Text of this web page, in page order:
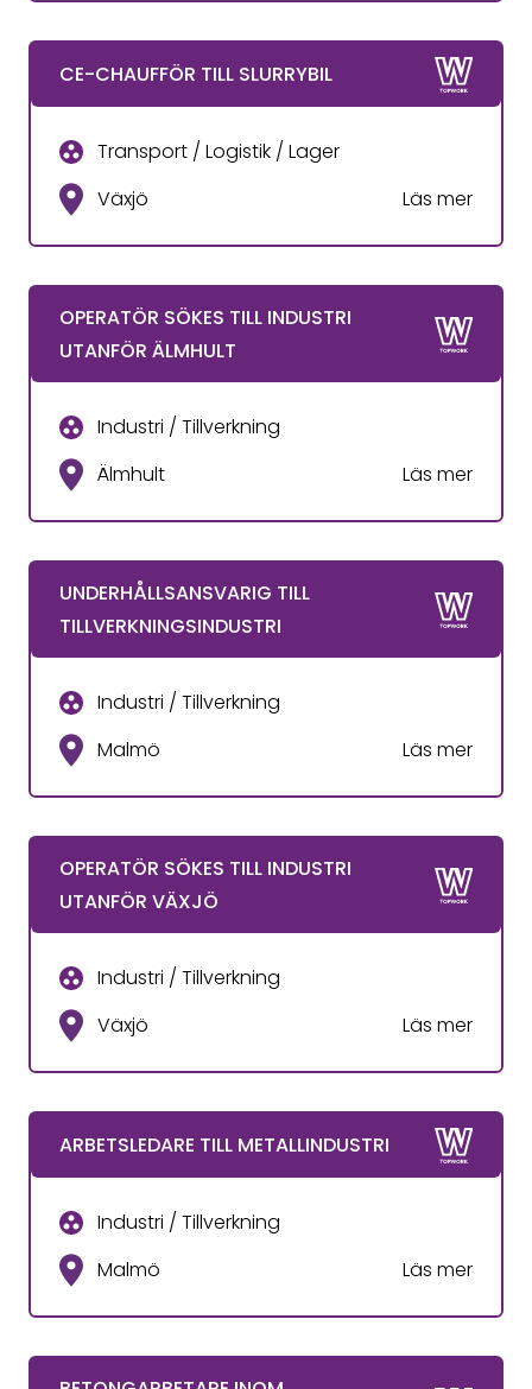
CE-CHAUFFÖR TILL SLURRYBIL
Transport / Logistik / Lager
Växjö
Läs mer
OPERATÖR SÖKES TILL INDUSTRI
UTANFÖR ÄLMHULT
Industri / Tillverkning
Älmhult
Läs mer
UNDERHÅLLSANSVARIG TILL
TILLVERKNINGSINDUSTRI
Industri / Tillverkning
Malmö
Läs mer
OPERATÖR SÖKES TILL INDUSTRI
UTANFÖR VÄXJÖ
Industri / Tillverkning
Växjö
Läs mer
ARBETSLEDARE TILL METALLINDUSTRI
Industri / Tillverkning
Malmö
Läs mer